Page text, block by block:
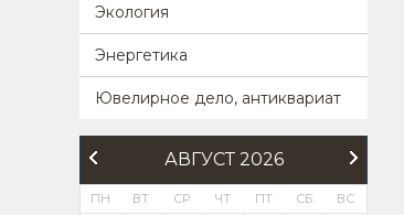
Экология
Энергетика
Ювелирное дело, антиквариат
АВГУСТ 2026
ПН ВТ СР ЧТ ПТ СБ ВС